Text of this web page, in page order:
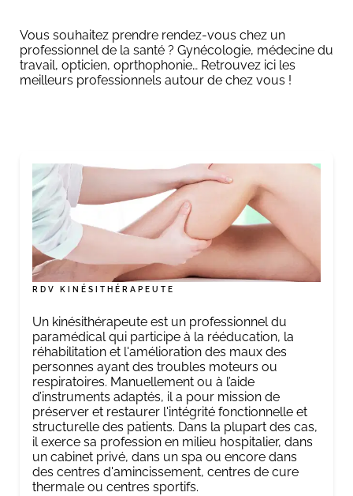
Vous souhaitez prendre rendez-vous chez un
professionnel de la santé ? Gynécologie, médecine du
travail, opticien, oprthophonie… Retrouvez ici les
meilleurs professionnels autour de chez vous !
RDV KINÉSITHÉRAPEUTE
Un kinésithérapeute est un professionnel du
paramédical qui participe à la rééducation, la
réhabilitation et l'amélioration des maux des
personnes ayant des troubles moteurs ou
respiratoires. Manuellement ou à l’aide
d’instruments adaptés, il a pour mission de
préserver et restaurer l'intégrité fonctionnelle et
structurelle des patients. Dans la plupart des cas,
il exerce sa profession en milieu hospitalier, dans
un cabinet privé, dans un spa ou encore dans
des centres d'amincissement, centres de cure
thermale ou centres sportifs.